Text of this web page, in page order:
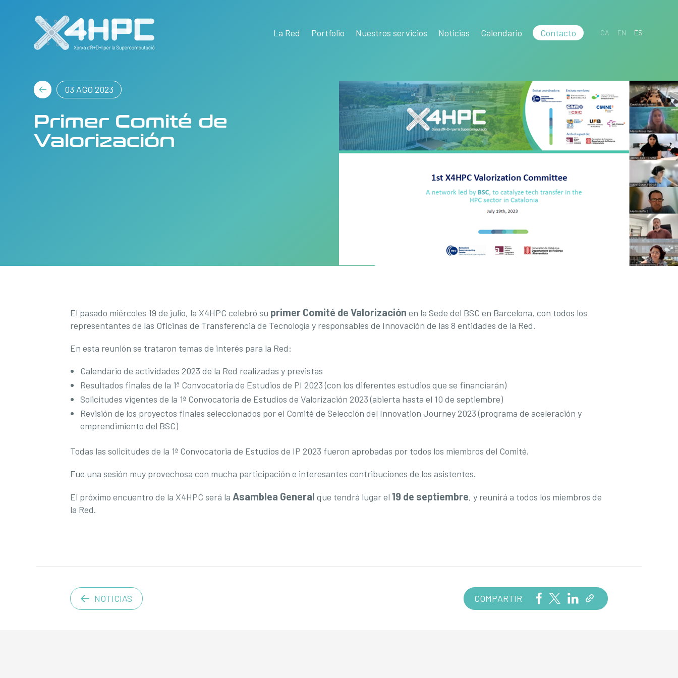
La Red Portfolio Nuestros servicios Noticias Calendario Contacto CA EN ES
03 AGO 2023
Primer Comité de
Valorización
El pasado miércoles 19 de julio, la X4HPC celebró su primer Comité de Valorización en la Sede del BSC en Barcelona, ​​con todos los
representantes de las Oficinas de Transferencia de Tecnología y responsables de Innovación de las 8 entidades de la Red.
En esta reunión se trataron temas de interés para la Red:
Calendario de actividades 2023 de la Red realizadas y previstas
Resultados finales de la 1ª Convocatoria de Estudios de PI 2023 (con los diferentes estudios que se financiarán)
Solicitudes vigentes de la 1ª Convocatoria de Estudios de Valorización 2023 (abierta hasta el 10 de septiembre)
Revisión de los proyectos finales seleccionados por el Comité de Selección del Innovation Journey 2023 (programa de aceleración y
emprendimiento del BSC)
Todas las solicitudes de la 1ª Convocatoria de Estudios de IP 2023 fueron aprobadas por todos los miembros del Comité.
Fue una sesión muy provechosa con mucha participación e interesantes contribuciones de los asistentes.
El próximo encuentro de la X4HPC será la Asamblea General que tendrá lugar el19 de septiembre, y reunirá a todos los miembros de
la Red.
NOTICIAS COMPARTIR